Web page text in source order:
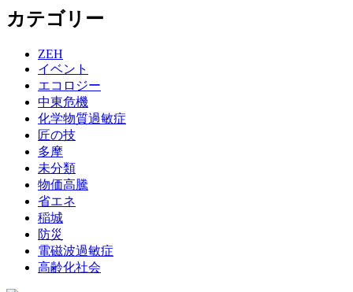
カテゴリー
ZEH
イベント
エコロジー
中東危機
化学物質過敏症
匠の技
多摩
未分類
物価高騰
省エネ
稲城
防災
電磁波過敏症
高齢化社会